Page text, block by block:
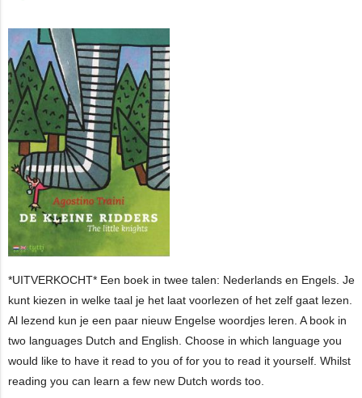
*UITVERKOCHT* Een boek in twee talen: Nederlands en Engels. Je
kunt kiezen in welke taal je het laat voorlezen of het zelf gaat lezen.
Al lezend kun je een paar nieuw Engelse woordjes leren. A book in
two languages Dutch and English. Choose in which language you
would like to have it read to you of for you to read it yourself. Whilst
reading you can learn a few new Dutch words too.